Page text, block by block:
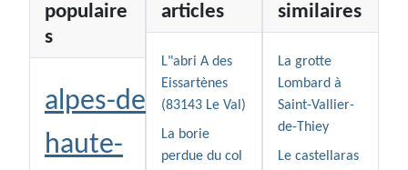
populaire
s
alpes-de-
haute-
articles
L"abri A des
Eissartènes
(83143 Le Val)
La borie
perdue du col
similaires
La grotte
Lombard à
Saint-Vallier-
de-Thiey
Le castellaras